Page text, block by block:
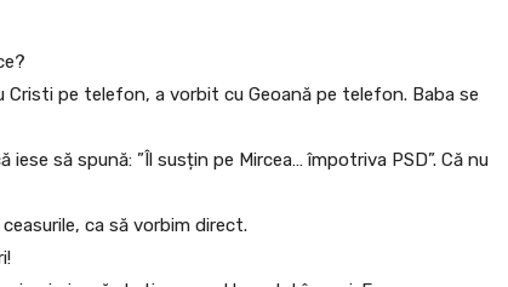
Cristi pe telefon, a vorbit cu Geoană pe telefon. Baba se
iese să spună: ”Îl susțin pe Mircea… împotriva PSD”. Că nu
ca să vorbim direct.